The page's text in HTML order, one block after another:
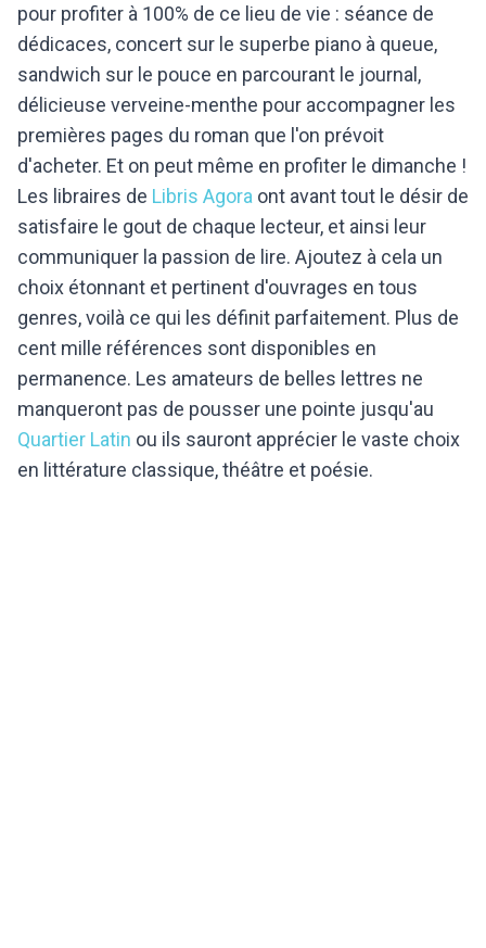
pour profiter à 100% de ce lieu de vie : séance de
dédicaces, concert sur le superbe piano à queue,
sandwich sur le pouce en parcourant le journal,
délicieuse verveine-menthe pour accompagner les
premières pages du roman que l'on prévoit
d'acheter. Et on peut même en profiter le dimanche !
Les libraires de Libris Agora ont avant tout le désir de
satisfaire le gout de chaque lecteur, et ainsi leur
communiquer la passion de lire. Ajoutez à cela un
choix étonnant et pertinent d'ouvrages en tous
genres, voilà ce qui les définit parfaitement. Plus de
cent mille références sont disponibles en
permanence. Les amateurs de belles lettres ne
manqueront pas de pousser une pointe jusqu'au
Quartier Latin ou ils sauront apprécier le vaste choix
en littérature classique, théâtre et poésie.